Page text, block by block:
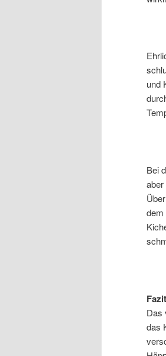
und
Bei
dem
Fazit
Das
das